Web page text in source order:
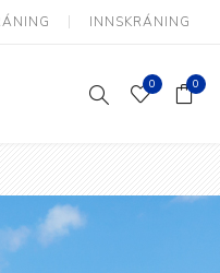
INNSKRÁNING
0 0